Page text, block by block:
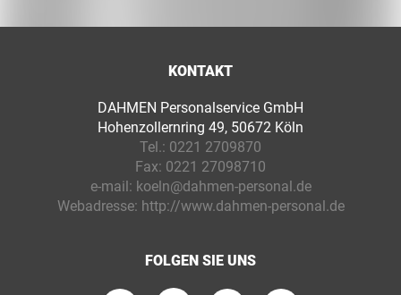
KONTAKT
DAHMEN Personalservice GmbH
Hohenzollernring 49, 50672 Köln
Tel.: 0221 2709870
Fax: 0221 27098710
e-mail: koeln@dahmen-personal.de
Webadresse: http://www.dahmen-personal.de
FOLGEN SIE UNS